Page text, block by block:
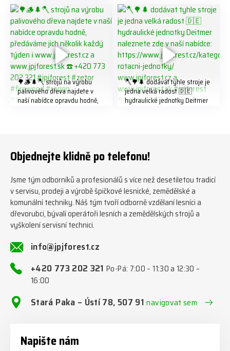
#biojack #regon #vahvajussi
🌳🪵🌲🪓 strojů na výrobu
palivového dřeva najdete v
naší nabídce opravdu hodně,
#firewoodproduction
🪓🌳🌲 dodávat tyhle stroje je
jedna velká radost 🇩🇪
hydraulické jednotky Deitmer
#firewood #deitmer
Objednejte klidně po telefonu!
Jsme tým odborníků a profesionálů s více než desetiletou tradicí
v servisu, prodeji a výrobě špičkové lesnické, zemědělské a
komunální techniky. Náš tým tvoří odborně vzdělaní lesníci a
dřevorubci, bývalí operátoři lesních a zemědělských strojů a
vyškolení servisní technici.
info@jpjforest.cz
+420 773 202 321Po-Pá: 7:00 – 11:30 a 12:30 –
16:00
Stará Paka – Ústí 78, 507 91navigovat sem
Napište nám